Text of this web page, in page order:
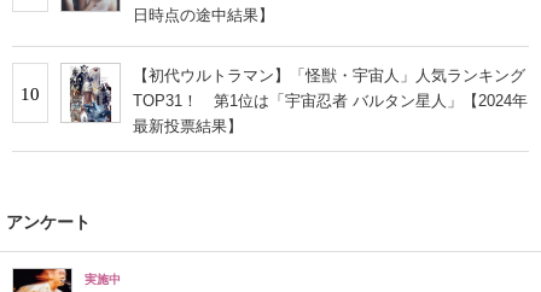
日時点の途中結果】
10
【初代ウルトラマン】「怪獣・宇宙人」人気ランキング
TOP31！ 第1位は「宇宙忍者 バルタン星人」【2024年
最新投票結果】
アンケート
実施中